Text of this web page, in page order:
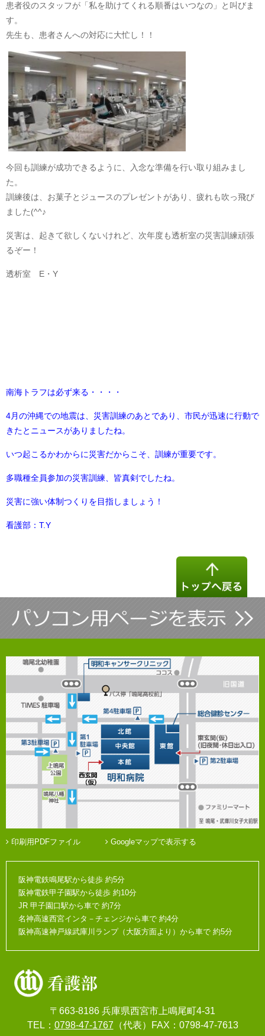
患者役のスタッフが「私を助けてくれる順番はいつなの」と叫びま
す。
先生も、患者さんへの対応に大忙し！！
今回も訓練が成功できるように、入念な準備を行い取り組みまし
た。
訓練後は、お菓子とジュースのプレゼントがあり、疲れも吹っ飛び
ました(^^♪
災害は、起きて欲しくないけれど、次年度も透析室の災害訓練頑張
るぞー！
透析室 E・Y
南海トラフは必ず来る・・・・
4月の沖縄での地震は、災害訓練のあとであり、市民が迅速に行動で
きたとニュースがありましたね。
いつ起こるかわからに災害だからこそ、訓練が重要です。
多職種全員参加の災害訓練、皆真剣でしたね。
災害に強い体制つくりを目指しましょう！
看護部：T.Y
印刷用PDFファイル Googleマップで表示する
阪神電鉄鳴尾駅から徒歩 約5分
阪神電鉄甲子園駅から徒歩 約10分
JR 甲子園口駅から車で 約7分
名神高速西宮インタ－チェンジから車で 約4分
阪神高速神戸線武庫川ランプ（大阪方面より）から車で 約5分
〒663-8186 兵庫県西宮市上鳴尾町4-31
TEL： 0798-47-1767 （代表）FAX：0798-47-7613